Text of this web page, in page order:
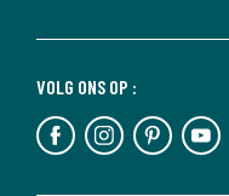
VOLG ONS OP :